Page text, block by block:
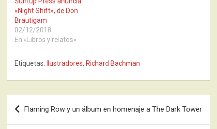
«Night Shift», de Don
Brautigam
02/12/2018
En «Libros y relatos»
Etiquetas: Ilustradores, Richard Bachman
Navegación
de
Flaming Row y un álbum en homenaje a The Dark Tower